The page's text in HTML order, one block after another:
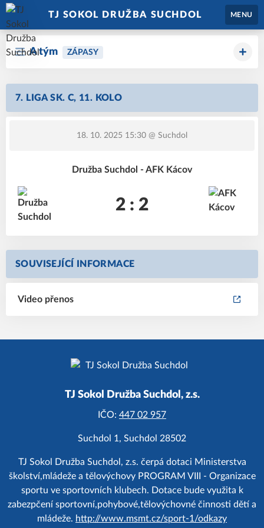
TJ SOKOL DRUŽBA SUCHDOL MENU
A tým ZÁPASY
7. LIGA SK. C, 11. KOLO
18. 10. 2025 15:30 @ Suchdol
Družba Suchdol - AFK Kácov
2 : 2
SOUVISEJÍCÍ INFORMACE
Video přenos
TJ Sokol Družba Suchdol, z.s.
IČO: 447 02 957
Suchdol 1, Suchdol 28502
TJ Sokol Družba Suchdol, z.s. čerpá dotaci Ministerstva
školství,mládeže a tělovýchovy PROGRAM VIII - Organizace
sportu ve sportovních klubech. Dotace bude využita k
zabezpčení sportovní,pohybové,tělovýchovné činnosti dětí a
mládeže. http://www.msmt.cz/sport-1/odkazy